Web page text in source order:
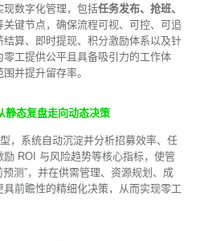
现数字化管理，包括任务发布、抢班、
关键节点，确保流程可视、可控、可追
算、即时提现、积分激励体系以及针
工提供公平且具备吸引力的工作体
并提升留存率。
静态复盘走向动态决策
，系统自动沉淀并分析招募效率、任
ROI 与风险趋势等核心指标，使管
预测”，并在供需管理、资源规划、成
前瞻性的精细化决策，从而实现零工